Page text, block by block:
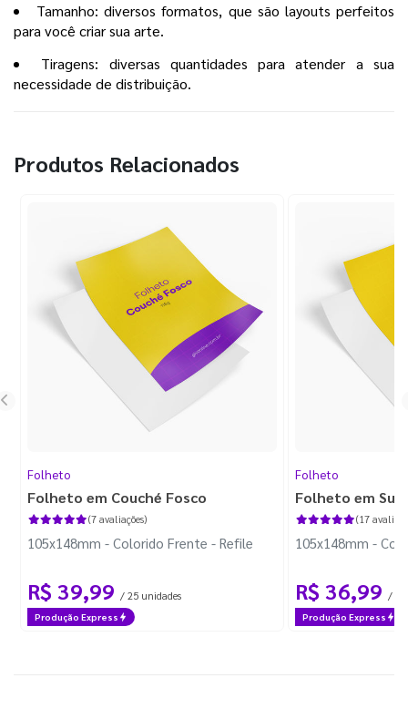
Tamanho: diversos formatos, que são layouts perfeitos
para você criar sua arte.
Tiragens: diversas quantidades para atender a sua
necessidade de distribuição.
Produtos Relacionados
Folheto
Folheto em Couché Fosco
(7 avaliações)
105x148mm - Colorido Frente - Refile
R$ 39,99 / 25 unidades
Produção Express
Folheto
Folheto em
(17
105x148mm -
R$ 36,99 / 25
Produção Express